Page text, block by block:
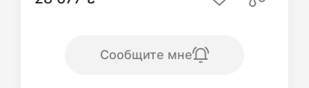
Сообщите мне